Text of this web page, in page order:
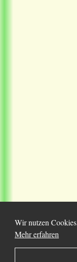
Wir nutzen
Mehr erfahren